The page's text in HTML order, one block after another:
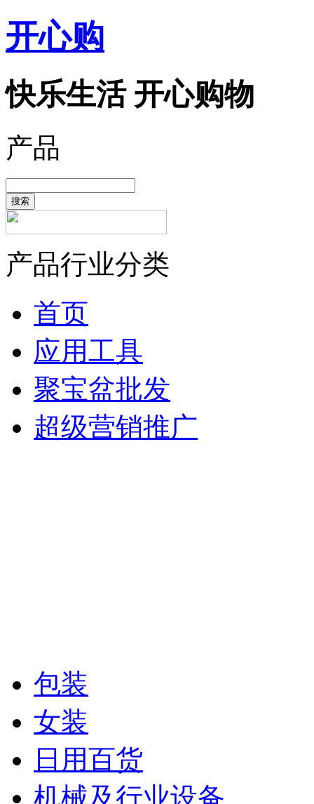
开心购
快乐生活 开心购物
产品
搜索
产品行业分类
首页
应用工具
聚宝盆批发
超级营销推广
包装
女装
日用百货
机械及行业设备